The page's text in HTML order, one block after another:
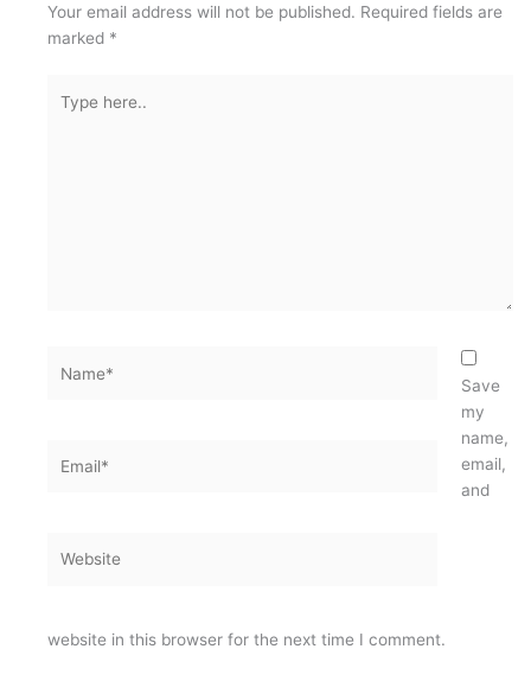
Your email address will not be published. Required fields are
marked *
here..
Save
my
name,
email,
and
website in this browser for the next time I comment.